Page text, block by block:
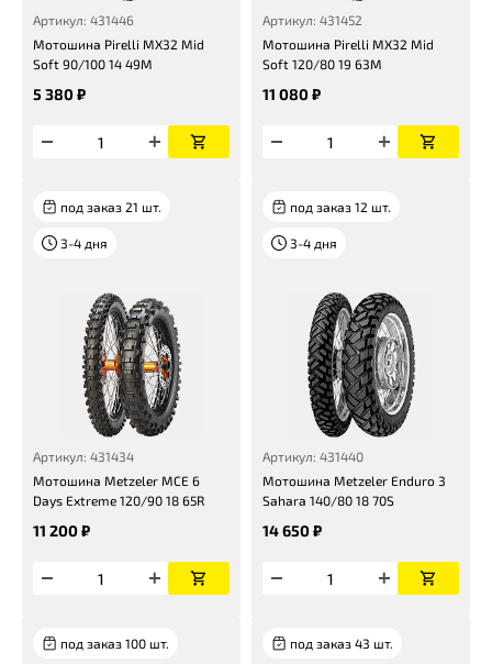
Артикул: 431446
Мотошина Pirelli MX32 Mid
Soft 90/100 14 49M
5 380 ₽
Артикул: 431452
Мотошина Pirelli MX32 Mid
Soft 120/80 19 63M
11 080 ₽
под заказ 21 шт.
3-4 дня
Артикул: 431434
Мотошина Metzeler MCE 6
Days Extreme 120/90 18 65R
11 200 ₽
под заказ 12 шт.
3-4 дня
Артикул: 431440
Мотошина Metzeler Enduro 3
Sahara 140/80 18 70S
14 650 ₽
под заказ 100 шт. под заказ 43 шт.